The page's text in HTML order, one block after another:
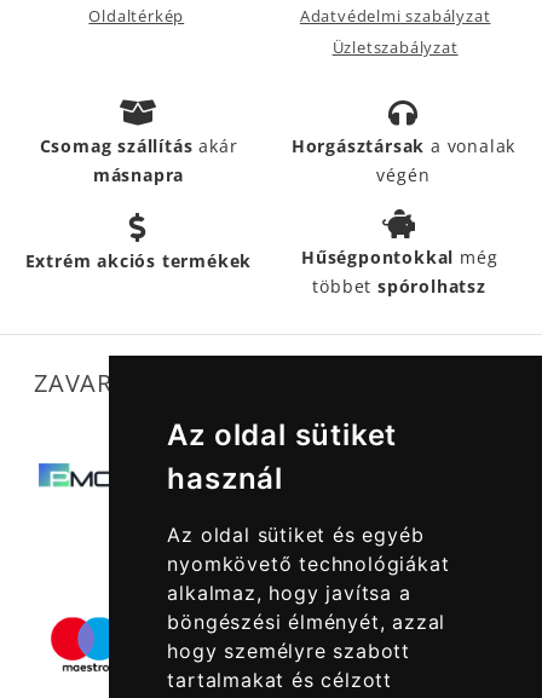
Az oldal sütiket
használ
Az oldal sütiket és egyéb
nyomkövető technológiákat
alkalmaz, hogy javítsa a
böngészési élményét, azzal
hogy személyre szabott
tartalmakat és célzott
Oldaltérkép
Adatvédelmi szabályzat
Üzletszabályzat
Csomag szállításakár
másnapra
Horgásztársak a vonalak
végén
Extrém akciós termékek Hűségpontokkal még
többetspórolhatsz
ZAVARTALAN MŰKÖDÉSÜNKET SEGÍTIK